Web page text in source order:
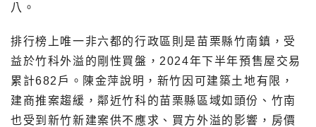
八。
排行榜上唯一非六都的行政區則是苗栗縣竹南鎮，受
益於竹科外溢的剛性買盤，2024年下半年預售屋交易
累計682戶。陳金萍說明，新竹因可建築土地有限，
建商推案趨緩，鄰近竹科的苗栗縣區域如頭份、竹南
也受到新竹新建案供不應求、買方外溢的影響，房價